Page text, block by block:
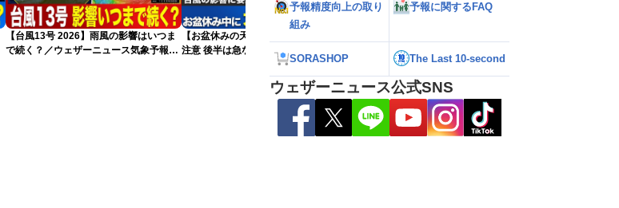
【台風13号 2026】雨風の影響はいつま
で続く？／ウェザーニュース気象予報士
【お盆休みの天気2026】台風の影響に要
注意 後半は急な雷雨の心配も
100mmの猛烈な雨／気象防災速報・記
録的短時間大雨
予報精度向上の取り
組み
予報に関するFAQ
SORASHOP The Last 10-second
ウェザーニュース公式SNS